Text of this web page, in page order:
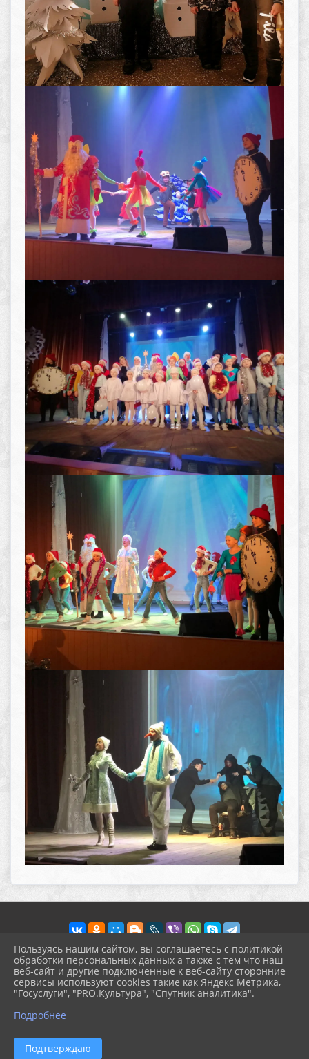
2026 г. pokrov-ck.ru
Вход
Карта сайта
Политика обработки персональных данных
Сделано на KubCMS
Разработка и поддержка
Пользуясь нашим сайтом, вы соглашаетесь с политикой
обработки персональных данных а также с тем что наш
веб-сайт и другие подключенные к веб-сайту сторонние
сервисы используют cookies такие как Яндекс Метрика,
"Госуслуги", "PRO.Культура", "Спутник аналитика".
Подробнее
Подтверждаю